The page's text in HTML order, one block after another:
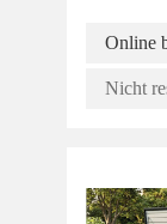
Online
Nicht